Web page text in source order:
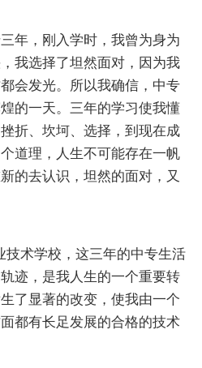
年，刚入学时，我曾为身为
我选择了坦然面对，因为我
会发光。所以我确信，中专
的一天。三年的学习使我懂
折、坎坷、选择，到现在成
道理，人生不可能存在一帆
的去认识，坦然的面对，又
技术学校，这三年的中专生活
迹，是我人生的一个重要转
了显著的改变，使我由一个
都有长足发展的合格的技术